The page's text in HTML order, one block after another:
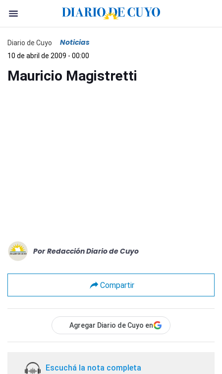
Diario de Cuyo Noticias
10 de abril de 2009 - 00:00
Mauricio Magistretti
Por Redacción Diario de Cuyo
Compartir
Agregar Diario de Cuyo en
Escuchá la nota completa